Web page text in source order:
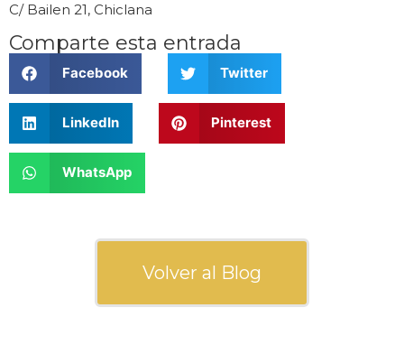
C/ Bailen 21, Chiclana
Comparte esta entrada
Facebook Twitter
LinkedIn Pinterest
WhatsApp
Volver al Blog